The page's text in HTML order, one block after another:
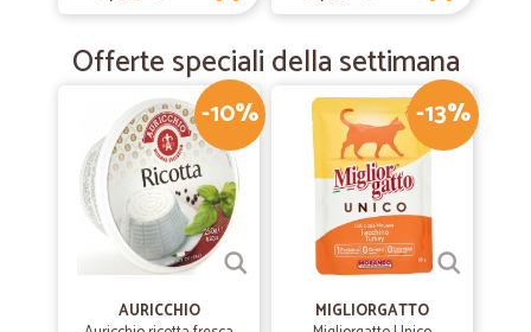
Offerte speciali della settimana
-10%
AURICCHIO
-13%
MIGLIORGATTO